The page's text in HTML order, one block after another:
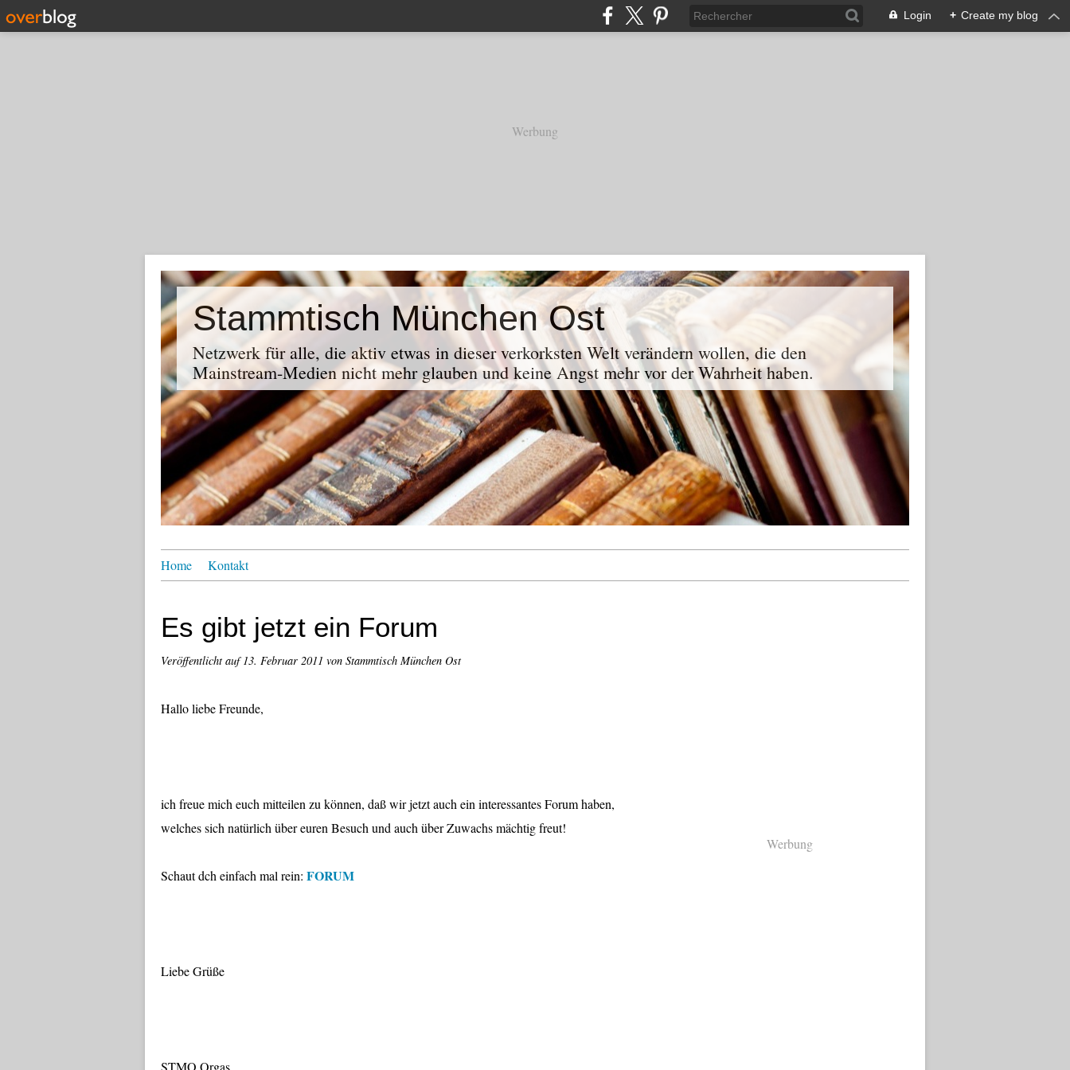
Login + Create my blog
Werbung
Stammtisch München Ost
Netzwerk für alle, die aktiv etwas in dieser verkorksten Welt verändern wollen, die den
Mainstream-Medien nicht mehr glauben und keine Angst mehr vor der Wahrheit haben.
Home Kontakt
Es gibt jetzt ein Forum
Veröffentlicht auf13. Februar 2011 von Stammtisch München Ost
Hallo liebe Freunde,
ich freue mich euch mitteilen zu können, daß wir jetzt auch ein interessantes Forum haben,
welches sich natürlich über euren Besuch und auch über Zuwachs mächtig freut!
Schaut dch einfach mal rein: FORUM
Liebe Grüße
STMO Orgas
Werbung